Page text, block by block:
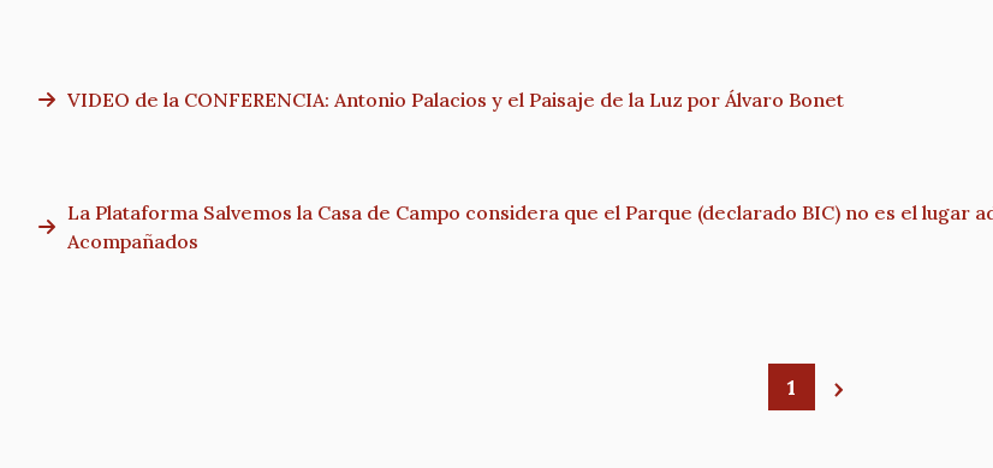
VIDEO de la CONFERENCIA: Antonio Palacios y el Paisaje de la Luz por Álvaro Bonet
La Plataforma Salvemos la Casa de Campo considera que el Parque (declarado BIC) no es el
Acompañados
1